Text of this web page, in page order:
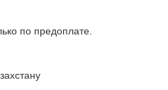
по предоплате.